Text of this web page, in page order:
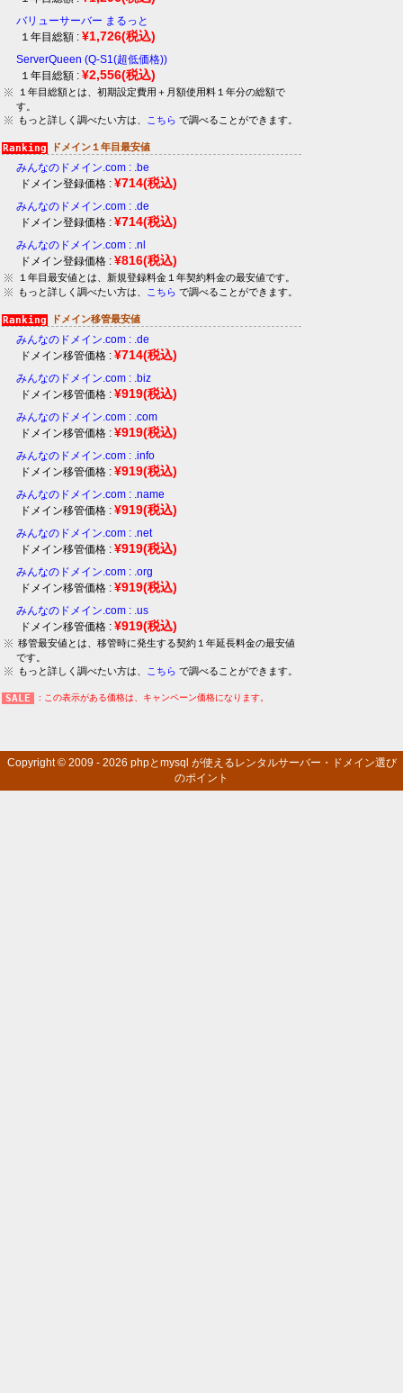
バリューサーバー まるっと
１年目総額 : ¥1,726(税込)
ServerQueen (Q-S1(超低価格))
１年目総額 : ¥2,556(税込)
１年目総額とは、初期設定費用＋月額使用料１年分の総額で
す。
もっと詳しく調べたい方は、
こちら で調べることができます。
ドメイン１年目最安値
みんなのドメイン.com : .be
ドメイン登録価格 : ¥714(税込)
みんなのドメイン.com : .de
ドメイン登録価格 : ¥714(税込)
みんなのドメイン.com : .nl
ドメイン登録価格 : ¥816(税込)
１年目最安値とは、新規登録料金１年契約料金の最安値です。
もっと詳しく調べたい方は、
こちら で調べることができます。
ドメイン移管最安値
みんなのドメイン.com : .de
ドメイン移管価格 : ¥714(税込)
みんなのドメイン.com : .biz
ドメイン移管価格 : ¥919(税込)
みんなのドメイン.com : .com
ドメイン移管価格 : ¥919(税込)
みんなのドメイン.com : .info
ドメイン移管価格 : ¥919(税込)
みんなのドメイン.com : .name
ドメイン移管価格 : ¥919(税込)
みんなのドメイン.com : .net
ドメイン移管価格 : ¥919(税込)
みんなのドメイン.com : .org
ドメイン移管価格 : ¥919(税込)
みんなのドメイン.com : .us
ドメイン移管価格 : ¥919(税込)
移管最安値とは、移管時に発生する契約１年延長料金の最安値
です。
もっと詳しく調べたい方は、
こちら で調べることができます。
: この表示がある価格は、キャンペーン価格になります。
Copyright © 2009 - 2026 phpとmysql が使えるレンタルサーバー・ドメイン選び
のポイント